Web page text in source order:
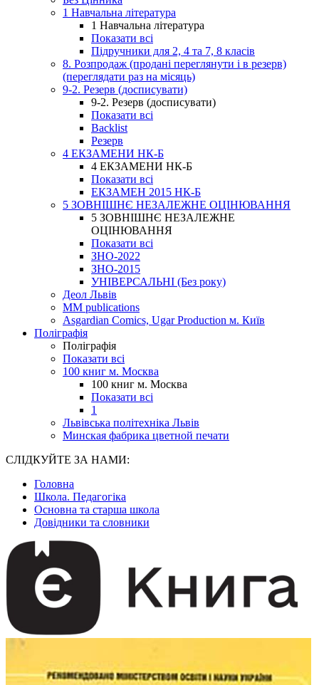
1 Навчальна література
1 Навчальна література
Показати всі
Підручники для 2, 4 та 7, 8 класів
8. Розпродаж (продані переглянути і в резерв)
(переглядати раз на місяць)
9-2. Резерв (досписувати)
9-2. Резерв (досписувати)
Показати всі
Backlist
Резерв
4 ЕКЗАМЕНИ НК-Б
4 ЕКЗАМЕНИ НК-Б
Показати всі
ЕКЗАМЕН 2015 НК-Б
5 ЗОВНІШНЄ НЕЗАЛЕЖНЕ ОЦІНЮВАННЯ
5 ЗОВНІШНЄ НЕЗАЛЕЖНЕ
ОЦІНЮВАННЯ
Показати всі
ЗНО-2022
ЗНО-2015
УНІВЕРСАЛЬНІ (Без року)
Деол Львів
MM publications
Asgardian Comics, Ugar Production м. Київ
Поліграфія
Поліграфія
Показати всі
100 книг м. Москва
100 книг м. Москва
Показати всі
1
Львівська політехніка Львів
Минская фабрика цветной печати
СЛІДКУЙТЕ ЗА НАМИ:
Головна
Школа. Педагогіка
Основна та старша школа
Довідники та словники